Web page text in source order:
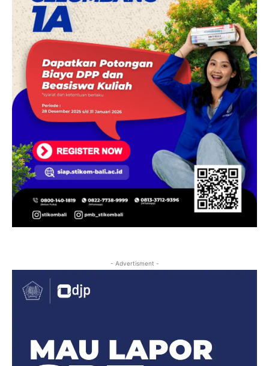
- Advertisment -